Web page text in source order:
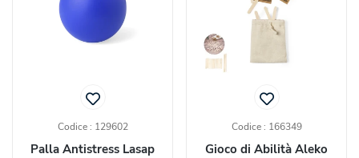
Codice : 129602
Palla Antistress Lasap
Codice : 166349
Gioco di Abilità Aleko